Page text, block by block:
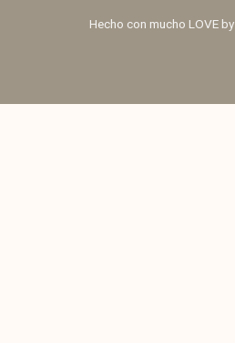
Hecho con mucho LOVE by